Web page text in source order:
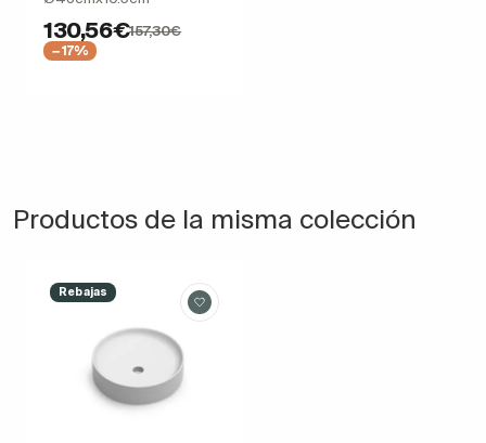
130,56€157,30€
−17%
Productos de la misma colección
Rebajas